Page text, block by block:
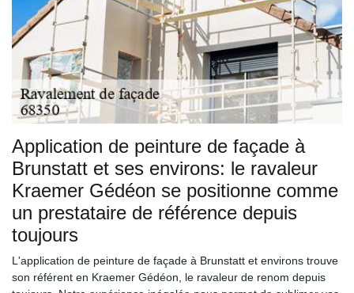
Application de peinture de façade à
Brunstatt et ses environs: le ravaleur
Kraemer Gédéon se positionne comme
un prestataire de référence depuis
toujours
L'application de peinture de façade à Brunstatt et environs trouve
son référent en Kraemer Gédéon, le ravaleur de renom depuis